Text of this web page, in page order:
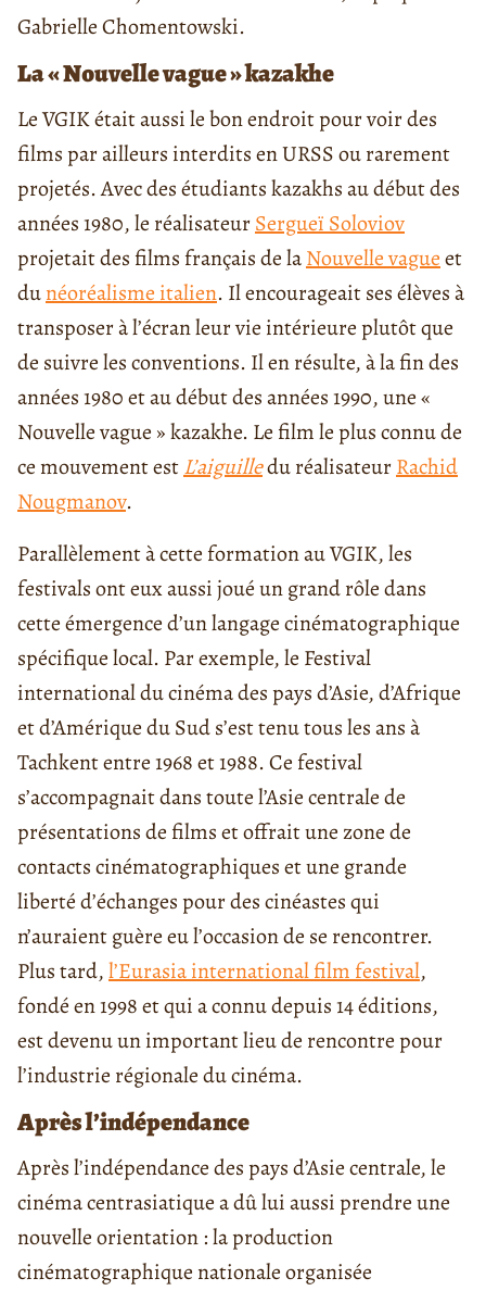
Gabrielle Chomentowski.
La « Nouvelle vague » kazakhe
Le VGIK était aussi le bon endroit pour voir des
films par ailleurs interdits en URSS ou rarement
projetés. Avec des étudiants kazakhs au début des
années 1980, le réalisateurSergueï Soloviov
projetait des films français de laNouvelle vagueet
dunéoréalisme italien. Il encourageait ses élèves à
transposer à l’écran leur vie intérieure plutôt que
de suivre les conventions. Il en résulte, à la fin des
années 1980 et au début des années 1990, une «
Nouvelle vague » kazakhe. Le film le plus connu de
ce mouvement estL’aiguilledu réalisateurRachid
Nougmanov.
Parallèlement à cette formation au VGIK, les
festivals ont eux aussi joué un grand rôle dans
cette émergence d’un langage cinématographique
spécifique local. Par exemple, le Festival
international du cinéma des pays d’Asie, d’Afrique
et d’Amérique du Sud s’est tenu tous les ans à
Tachkent entre 1968 et 1988. Ce festival
s’accompagnait dans toute l’Asie centrale de
présentations de films et offrait une zone de
contacts cinématographiques et une grande
liberté d’échanges pour des cinéastes qui
n’auraient guère eu l’occasion de se rencontrer.
Plus tard,l’Eurasia international film festival,
fondé en 1998 et qui a connu depuis 14 éditions,
est devenu un important lieu de rencontre pour
l’industrie régionale du cinéma.
Après l’indépendance
Après l’indépendance des pays d’Asie centrale, le
cinéma centrasiatique a dû lui aussi prendre une
nouvelle orientation : la production
cinématographique nationale organisée